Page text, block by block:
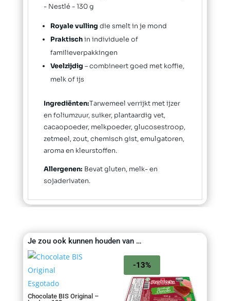
- Nestlé - 130 g
Royale vulling die smelt in je mond
Praktischin individuele of
familieverpakkingen
Veelzijdig – combineert goed met koffie,
melk of ijs
Ingrediënten:Tarwemeel verrijkt met ijzer
en foliumzuur, suiker, plantaardig vet,
cacaopoeder, melkpoeder, glucosestroop,
zetmeel, zout, chemisch gist, emulgatoren,
aroma en kleurstoffen.
Allergenen: Bevat gluten, melk- en
sojaderivaten.
Je zou ook kunnen houden van …
Esgotado
Chocolate BIS Original –
-13%